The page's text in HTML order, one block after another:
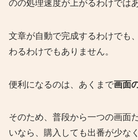
のの処理速度が上がるわけでは
文章が自動で完成するわけでも
わるわけでもありません。
便利になるのは、あくまで画面
そのため、普段から一つの画面
いなら、購入しても出番が少な